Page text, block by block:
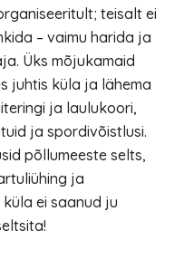
teisalt ei
– vaimu harida ja
Üks mõjukamaid
juhtis küla ja lähema
ja laulukoori,
ja spordivõistlusi.
põllumeeste selts,
ja
ei saanud ju